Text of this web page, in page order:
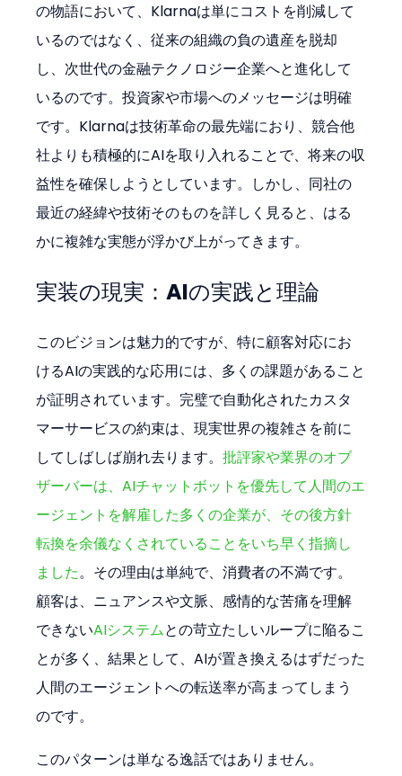
の物語において、Klarnaは単にコストを削減して
いるのではなく、従来の組織の負の遺産を脱却
し、次世代の金融テクノロジー企業へと進化して
いるのです。投資家や市場へのメッセージは明確
です。Klarnaは技術革命の最先端におり、競合他
社よりも積極的にAIを取り入れることで、将来の収
益性を確保しようとしています。しかし、同社の
最近の経緯や技術そのものを詳しく見ると、はる
かに複雑な実態が浮かび上がってきます。
実装の現実：AIの実践と理論
このビジョンは魅力的ですが、特に顧客対応にお
けるAIの実践的な応用には、多くの課題があること
が証明されています。完璧で自動化されたカスタ
マーサービスの約束は、現実世界の複雑さを前に
してしばしば崩れ去ります。批評家や業界のオブ
ザーバーは、AIチャットボットを優先して人間のエ
ージェントを解雇した多くの企業が、その後方針
転換を余儀なくされていることをいち早く指摘し
ました。その理由は単純で、消費者の不満です。
顧客は、ニュアンスや文脈、感情的な苦痛を理解
できないAIシステムとの苛立たしいループに陥るこ
とが多く、結果として、AIが置き換えるはずだった
人間のエージェントへの転送率が高まってしまう
のです。
このパターンは単なる逸話ではありません。